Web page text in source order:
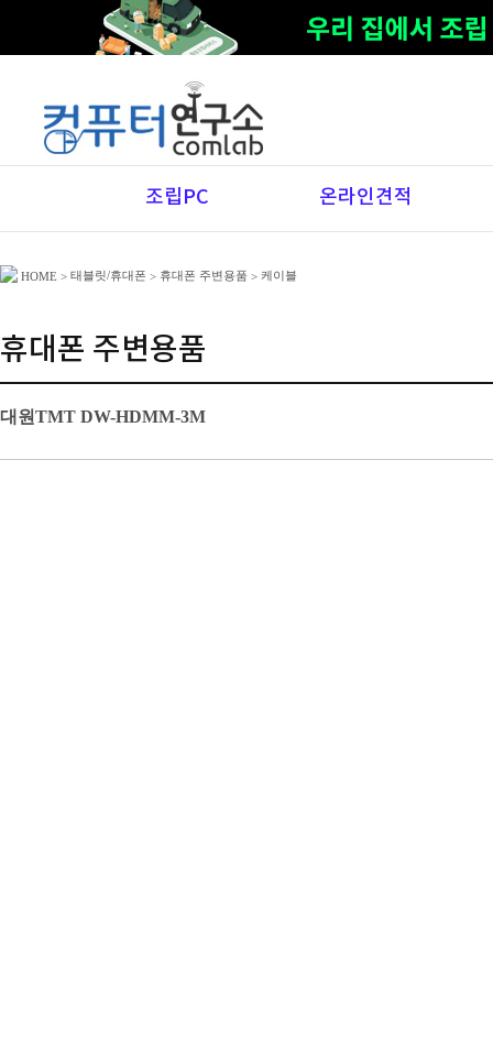
조립PC 온라인견적
HOME > 태블릿/휴대폰 > 휴대폰 주변용품 > 케이블
휴대폰 주변용품
대원TMT DW-HDMM-3M